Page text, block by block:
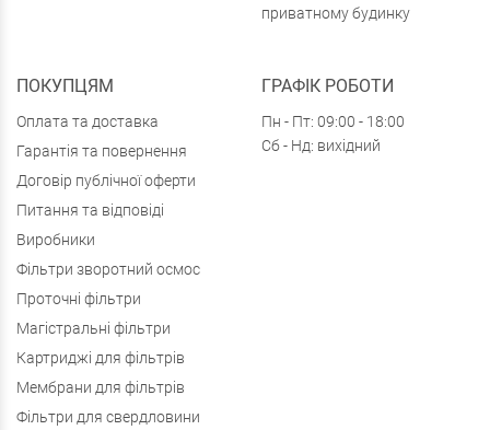
приватному будинку
ПОКУПЦЯМ
Оплата та доставка
Гарантія та повернення
Договір публічної оферти
Питання та відповіді
Виробники
Фільтри зворотний осмос
Проточні фільтри
Магістральні фільтри
Картриджі для фільтрів
Мембрани для фільтрів
Фільтри для свердловини
ГРАФІК РОБОТИ
Пн - Пт: 09:00 - 18:00
Сб - Нд: вихідний